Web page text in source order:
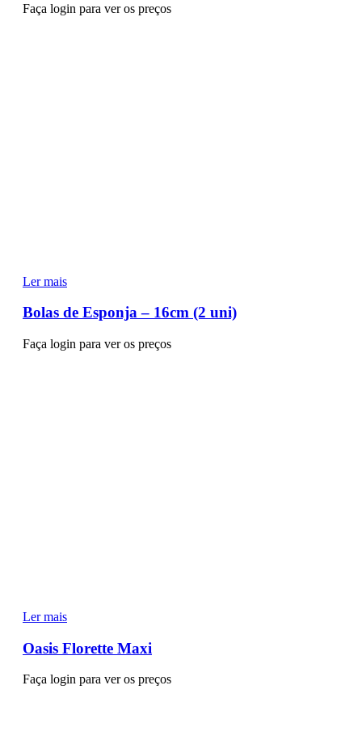
Faça login para ver os preços
Ler mais
Bolas de Esponja – 16cm (2 uni)
Faça login para ver os preços
Ler mais
Oasis Florette Maxi
Faça login para ver os preços